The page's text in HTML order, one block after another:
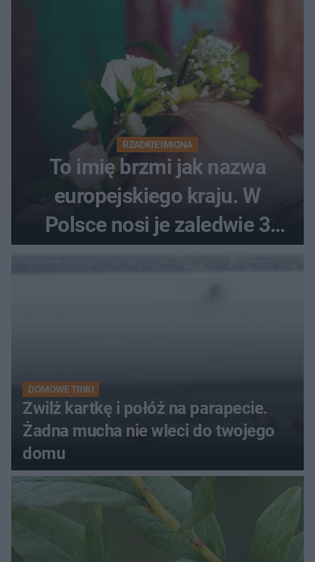
RZADKIE IMIONA
To imię brzmi jak nazwa
europejskiego kraju. W
Polsce nosi je zaledwie 3
kobiety
DOMOWE TRIKI
Zwilż kartkę i połóż na parapecie.
Żadna mucha nie wleci do twojego
domu